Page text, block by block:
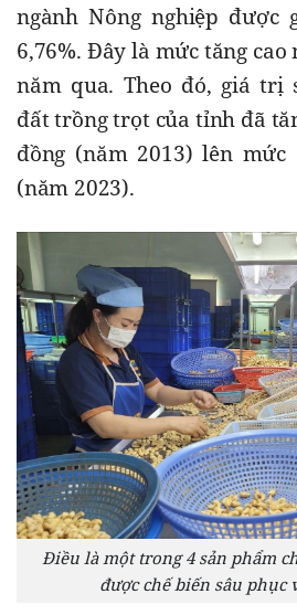
ngành Nông nghiệp được
6,76%. Đây là mức tăng
năm qua. Theo đó, giá trị
đất trồng trọt của tỉnh đã
đồng (năm 2013) lên mức
(năm 2023).
Điều là một trong 4 sản phẩm
được chế biến sâu phục